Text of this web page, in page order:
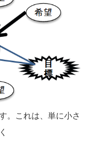
。これは、単に小さ